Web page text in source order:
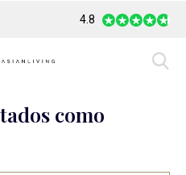
Largest Collection
4.8
como